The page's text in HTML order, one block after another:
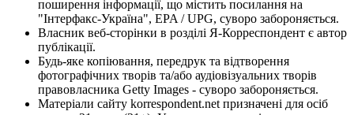
поширення інформації, що містить посилання на
"Інтерфакс-Україна", EPA / UPG, суворо забороняється.
Власник веб-сторінки в розділі Я-Корреспондент є автор
публікації.
Будь-яке копіювання, передрук та відтворення
фотографічних творів та/або аудіовізуальних творів
правовласника Getty Images - суворо забороняється.
Матеріали сайту korrespondent.net призначені для осіб